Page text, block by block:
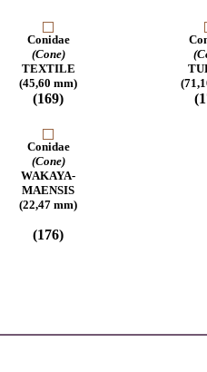
Conidae
(Cone)
TEXTILE
(45,60 mm)
(169)
Conidae
(Cone)
WAKAYA-
MAENSIS
(22,47 mm)
(176)